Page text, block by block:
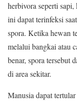
herbivora seperti
ini dapat terinfeksi
spora. Ketika hewan
melalui bangkai atau
benar, spora tersebut
di area sekitar.
Manusia dapat